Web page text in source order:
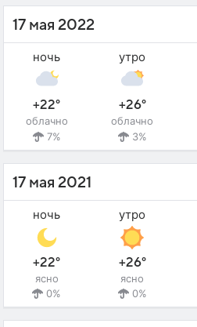
17 мая 2022
ночь
+22°
облачно
7%
утро
+26°
облачно
3%
17 мая 2021
ночь
+22°
ясно
0%
утро
+26°
ясно
0%